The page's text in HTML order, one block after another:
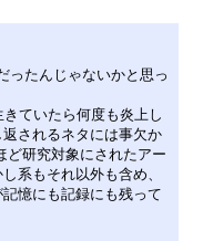
ったんじゃないかと思っ
ていたら何度も炎上し
されるネタには事欠か
ど研究対象にされたアー
系もそれ以外も含め、
憶にも記録にも残って